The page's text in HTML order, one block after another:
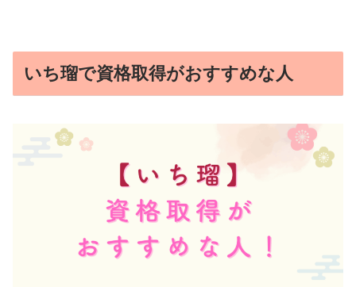
いち瑠で資格取得がおすすめな人